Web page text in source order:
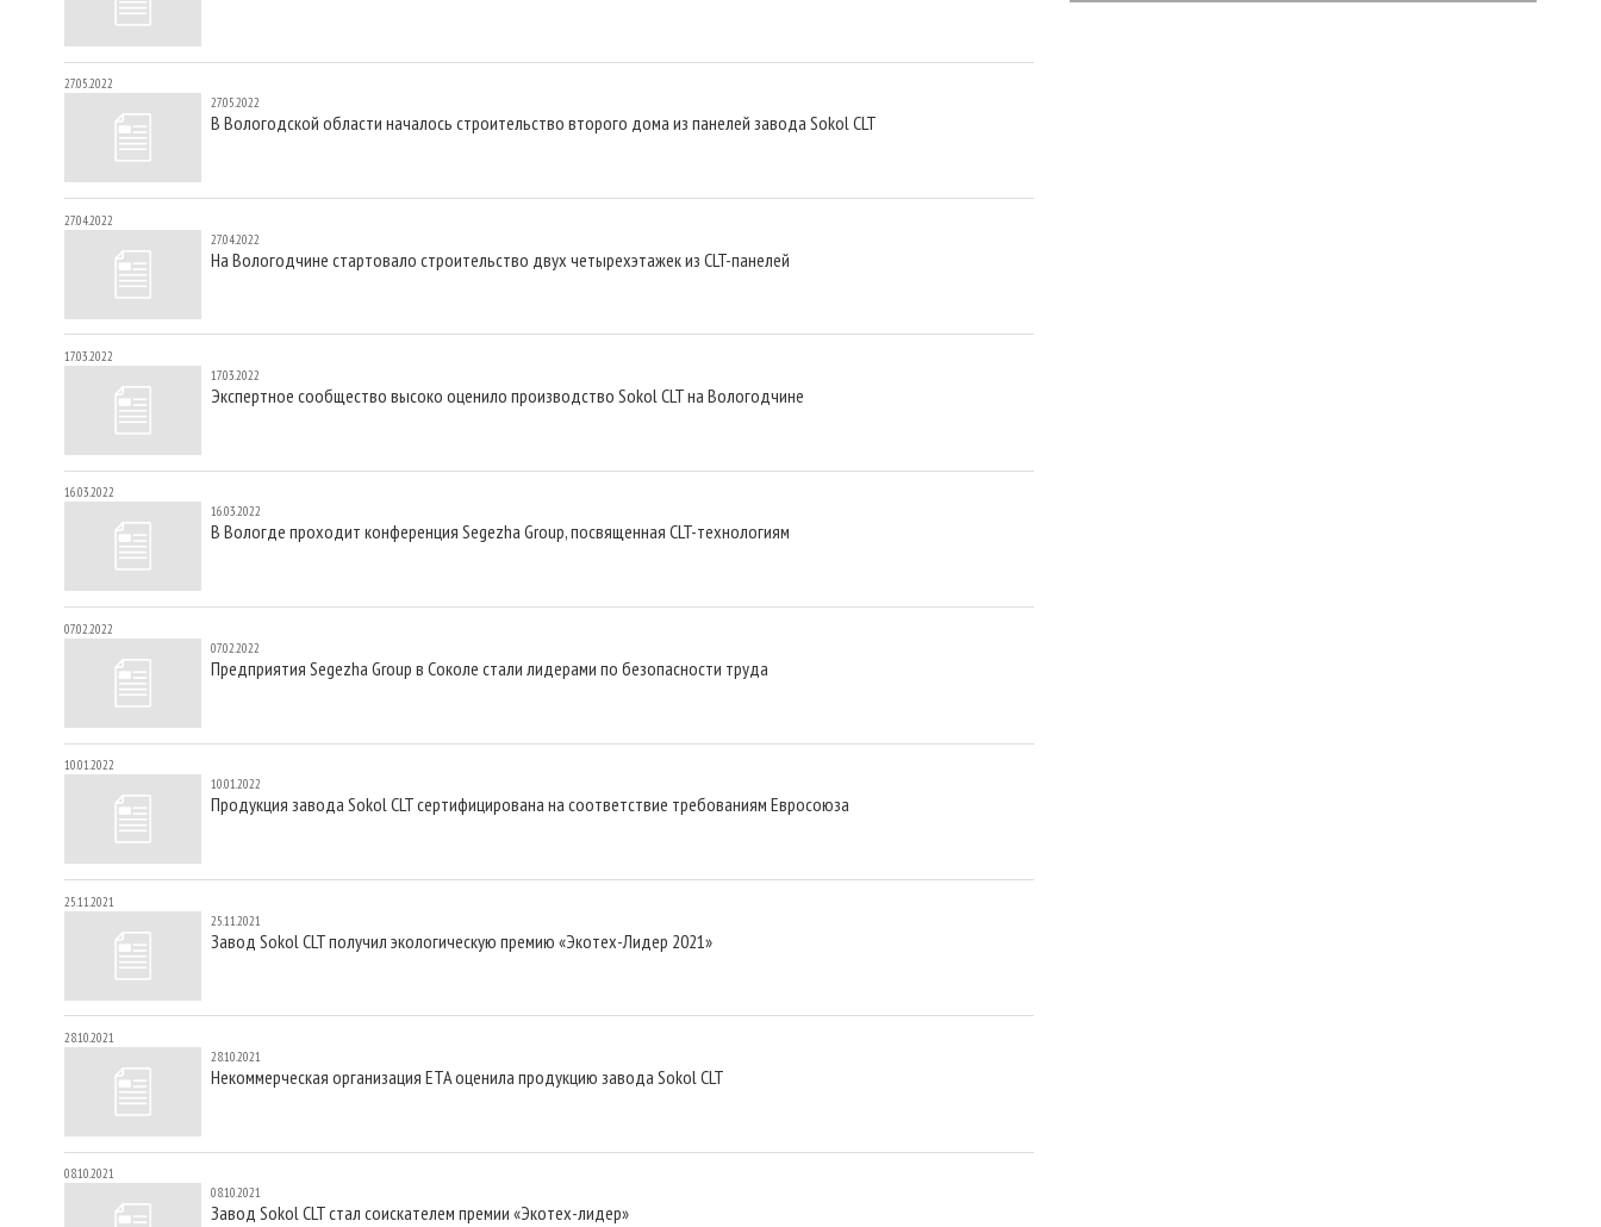
27.05.2022
27.05.2022
В Вологодской области началось строительство второго дома из панелей завода Sokol CLT
27.04.2022
27.04.2022
На Вологодчине стартовало строительство двух четырехэтажек из CLT-панелей
17.03.2022
17.03.2022
Экспертное сообщество высоко оценило производство Sokol CLT на Вологодчине
16.03.2022
16.03.2022
В Вологде проходит конференция Segezha Group, посвященная СLT-технологиям
07.02.2022
07.02.2022
Предприятия Segezha Group в Соколе стали лидерами по безопасности труда
10.01.2022
10.01.2022
Продукция завода Sokol CLT сертифицирована на соответствие требованиям Евросоюза
25.11.2021
25.11.2021
Завод Sokol CLT получил экологическую премию «Экотех-Лидер 2021»
28.10.2021
28.10.2021
Некоммерческая организация ETA оценила продукцию завода Sokol CLT
08.10.2021
08.10.2021
Завод Sokol CLT стал соискателем премии «Экотех-лидер»